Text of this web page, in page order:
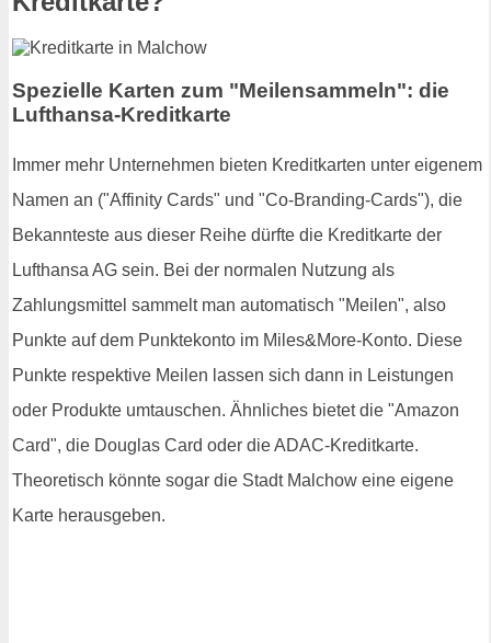
Spezielle Karten zum "Meilensammeln": die
Lufthansa-Kreditkarte
Immer mehr Unternehmen bieten Kreditkarten unter eigenem
Namen an ("Affinity Cards" und "Co-Branding-Cards"), die
Bekannteste aus dieser Reihe dürfte die Kreditkarte der
Lufthansa AG sein. Bei der normalen Nutzung als
Zahlungsmittel sammelt man automatisch "Meilen", also
Punkte auf dem Punktekonto im Miles&More-Konto. Diese
Punkte respektive Meilen lassen sich dann in Leistungen
oder Produkte umtauschen. Ähnliches bietet die "Amazon
Card", die Douglas Card oder die ADAC-Kreditkarte.
Theoretisch könnte sogar die Stadt Malchow eine eigene
Karte herausgeben.